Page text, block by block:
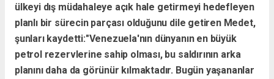
ülkeyi dış müdahaleye açık hale getirmeyi hedefleyen
planlı bir sürecin parçası olduğunu dile getiren Medet,
şunları kaydetti:"Venezuela'nın dünyanın en büyük
petrol rezervlerine sahip olması, bu saldırının arka
planını daha da görünür kılmaktadır. Bugün yaşananlar